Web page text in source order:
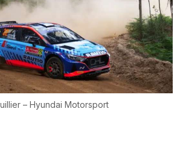
– Hyundai Motorsport